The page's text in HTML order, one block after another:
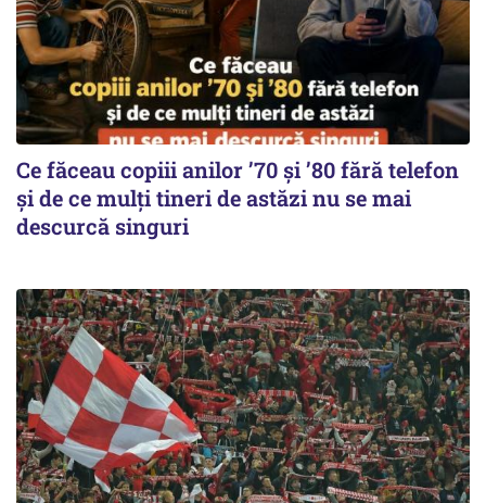
Ce făceau copiii anilor ’70 și ’80 fără telefon
și de ce mulți tineri de astăzi nu se mai
descurcă singuri